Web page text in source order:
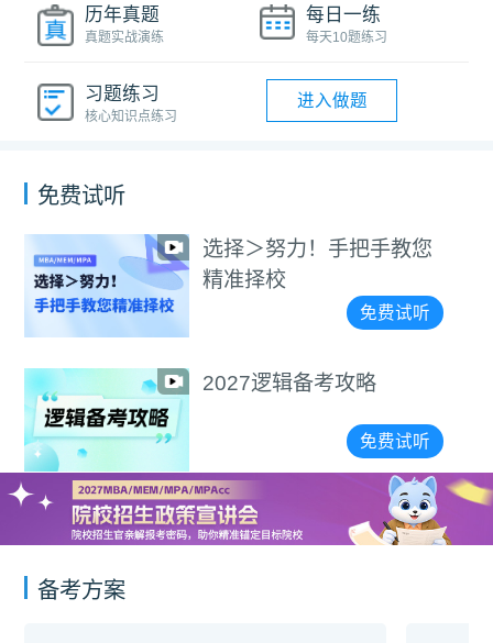
历年真题
真题实战演练
每日一练
每天10题练习
习题练习
核心知识点练习
进入做题
免费试听
选择＞努力！手把手教您
精准择校
免费试听
2027逻辑备考攻略
免费试听
备考方案